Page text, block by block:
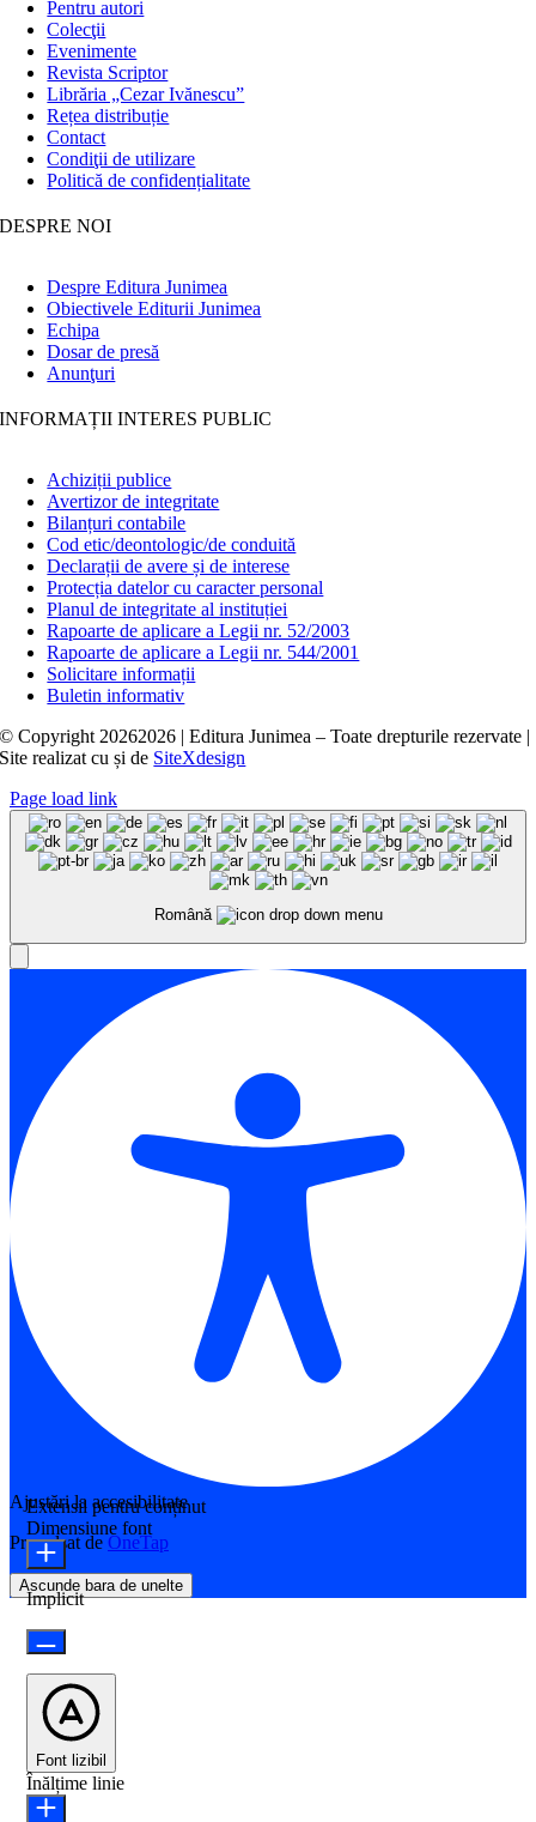
Pentru autori
Colecţii
Evenimente
Revista Scriptor
Librăria „Cezar Ivănescu”
Rețea distribuție
Contact
Condiţii de utilizare
Politică de confidențialitate
DESPRE NOI
Despre Editura Junimea
Obiectivele Editurii Junimea
Echipa
Dosar de presă
Anunţuri
INFORMAȚII INTERES PUBLIC
Achiziții publice
Avertizor de integritate
Bilanțuri contabile
Cod etic/deontologic/de conduită
Declarații de avere și de interese
Protecția datelor cu caracter personal
Planul de integritate al instituției
Rapoarte de aplicare a Legii nr. 52/2003
Rapoarte de aplicare a Legii nr. 544/2001
Solicitare informații
Buletin informativ
© Copyright 20262026 | Editura Junimea – Toate drepturile rezervate |
Site realizat cușide SiteXdesign
Page load link
Română
Ajustări la accesibilitate
Propulsat de OneTap
Ascunde bara de unelte
Extensii pentru conținut
Dimensiune font
Implicit
Font lizibil
Înălțime linie